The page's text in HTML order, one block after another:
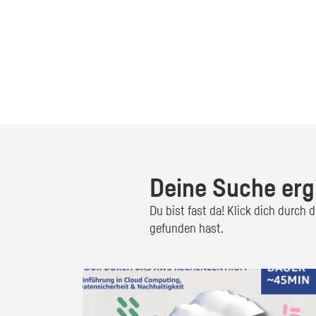
Deine Suche
Du bist fast da! Klick dich durch
gefunden hast.